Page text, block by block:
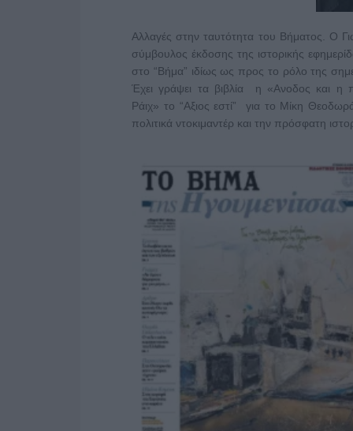
Αλλαγές στην ταυτότητα του Βήματος. Ο
σύμβουλος έκδοσης της ιστορικής
στο “Βήμα” ιδίως ως προς το ρόλο της
Έχει γράψει τα βιβλία η «Ανοδος και η
Ράιχ» το “Αξιος εστί” για το Μίκη
πολιτικά ντοκιμαντέρ και την πρόσφατη